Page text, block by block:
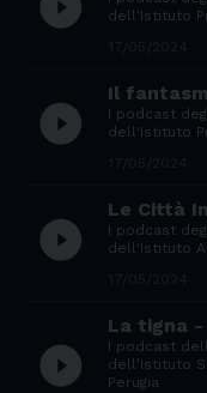
dell'Istituto
play_circle_filled
Il
I podcast
dell'Istituto
play_circle_filled
Le Città
I podcast
dell'Istituto
play_circle_filled
La tigna
I podcast
dell’Istituto
Perugia